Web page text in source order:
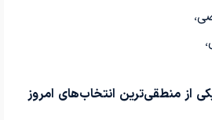
از منطقی‌ترین انتخاب‌های امروز